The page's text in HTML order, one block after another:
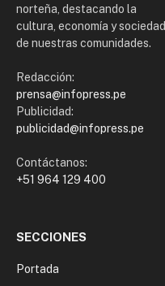
norteña, destacando la
cultura, economía y sociedad
de nuestras comunidades.
Redacción:
prensa@infopress.pe
Publicidad:
publicidad@infopress.pe
Contáctanos:
+51 964 129 400
SECCIONES
Portada